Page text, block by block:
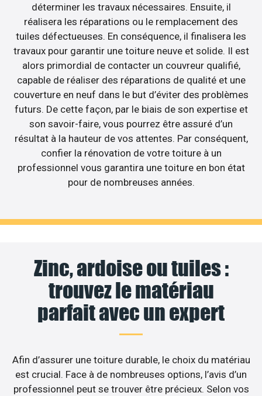
déterminer les travaux nécessaires. Ensuite, il
réalisera les réparations ou le remplacement des
tuiles défectueuses. En conséquence, il finalisera les
travaux pour garantir une toiture neuve et solide. Il est
alors primordial de contacter un couvreur qualifié,
capable de réaliser des réparations de qualité et une
couverture en neuf dans le but d’éviter des problèmes
futurs. De cette façon, par le biais de son expertise et
son savoir-faire, vous pourrez être assuré d’un
résultat à la hauteur de vos attentes. Par conséquent,
confier la rénovation de votre toiture à un
professionnel vous garantira une toiture en bon état
pour de nombreuses années.
Zinc, ardoise ou tuiles :
trouvez le matériau
parfait avec un expert
Afin d’assurer une toiture durable, le choix du matériau
est crucial. Face à de nombreuses options, l’avis d’un
professionnel peut se trouver être précieux. Selon vos